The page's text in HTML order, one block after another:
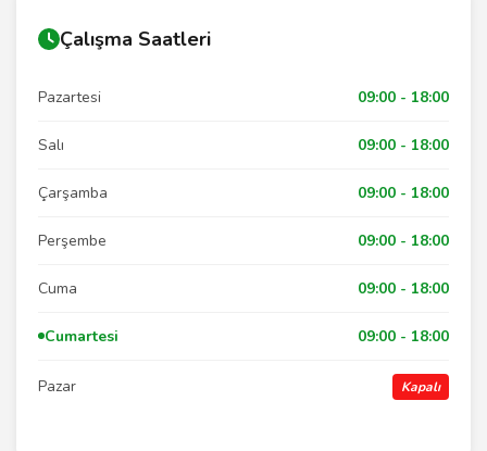
Çalışma Saatleri
Pazartesi 09:00 - 18:00
Salı 09:00 - 18:00
Çarşamba 09:00 - 18:00
Perşembe 09:00 - 18:00
Cuma 09:00 - 18:00
Cumartesi 09:00 - 18:00
Pazar Kapalı